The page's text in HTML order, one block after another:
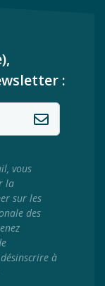
:
vous
la
sur les
des
à